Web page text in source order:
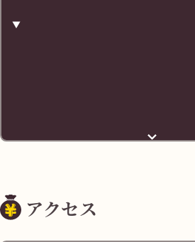
兵庫県尼崎市神田中通３丁目６４
アクセス